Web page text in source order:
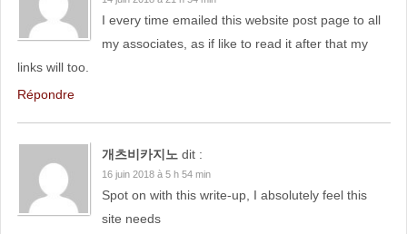
I every time emailed this website post page to all
my associates, as if like to read it after that my
links will too.
Répondre
개츠비카지노 dit :
16 juin 2018 à 5 h 54 min
Spot on with this write-up, I absolutely feel this
site needs